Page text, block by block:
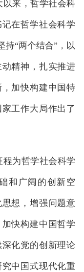
来，哲学社会科
在哲学社会科学
持“两个结合”，以
精神，扎实推进
加快构建中国特
工作大局作出了
为哲学社会科学
和广阔的创新空
想，增强问题意
快构建中国哲学
化党的创新理论
中国式现代化重